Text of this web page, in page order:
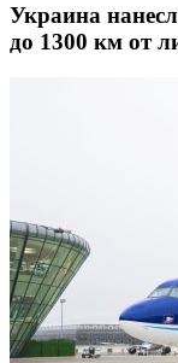
Украина
до 1300 км от